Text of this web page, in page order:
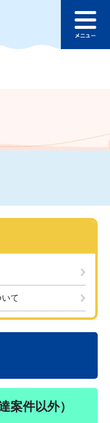
ュ
て
案件以外）